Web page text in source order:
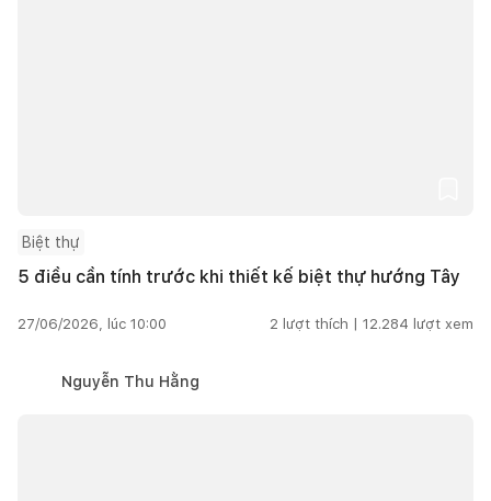
Biệt thự
5 điều cần tính trước khi thiết kế biệt thự hướng Tây
27/06/2026, lúc 10:00 2 lượt thích | 12.284 lượt xem
Nguyễn Thu Hằng